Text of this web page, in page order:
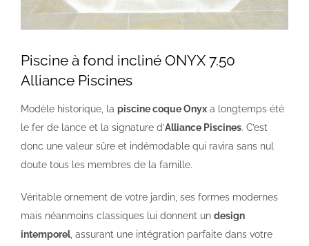
NOS PISCINES
CONTACTEZ-NOUS
SUIVEZ-NOUS
Piscine à fond incliné ONYX 7.50
Alliance Piscines
Modèle historique, la piscine coque Onyx a longtemps été
le fer de lance et la signature d’Alliance Piscines. C’est
donc une valeur sûre et indémodable qui ravira sans nul
doute tous les membres de la famille.
Véritable ornement de votre jardin, ses formes modernes
mais néanmoins classiques lui donnent un design
intemporel, assurant une intégration parfaite dans votre